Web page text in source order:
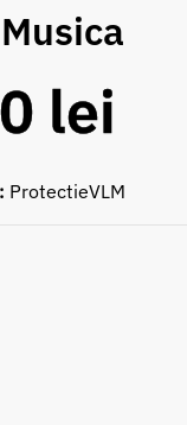
lei
ProtectieVLM